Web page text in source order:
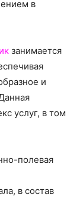
в
занимается
и
услуг, в том
полевая
в состав